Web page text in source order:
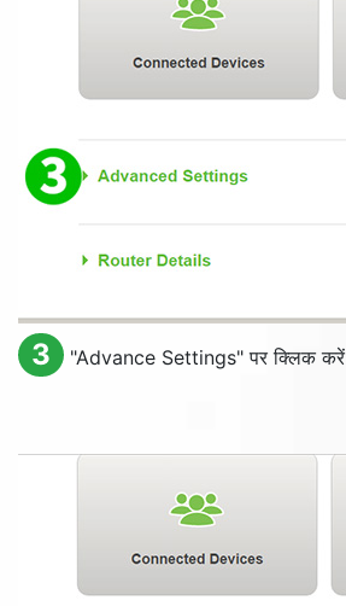
3 "Advance Settings" पर क्लिक करें